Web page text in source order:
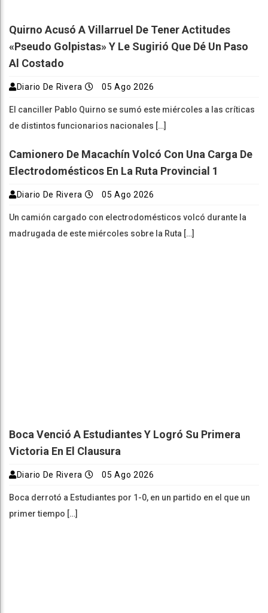
Quirno Acusó A Villarruel De Tener Actitudes
«pseudo Golpistas» Y Le Sugirió Que Dé Un Paso
Al Costado
Diario De Rivera 05 Ago 2026
El canciller Pablo Quirno se sumó este miércoles a las críticas
de distintos funcionarios nacionales […]
Camionero De Macachín Volcó Con Una Carga De
Electrodomésticos En La Ruta Provincial 1
Diario De Rivera 05 Ago 2026
Un camión cargado con electrodomésticos volcó durante la
madrugada de este miércoles sobre la Ruta […]
Boca Venció A Estudiantes Y Logró Su Primera
Victoria En El Clausura
Diario De Rivera 05 Ago 2026
Boca derrotó a Estudiantes por 1-0, en un partido en el que un
primer tiempo […]